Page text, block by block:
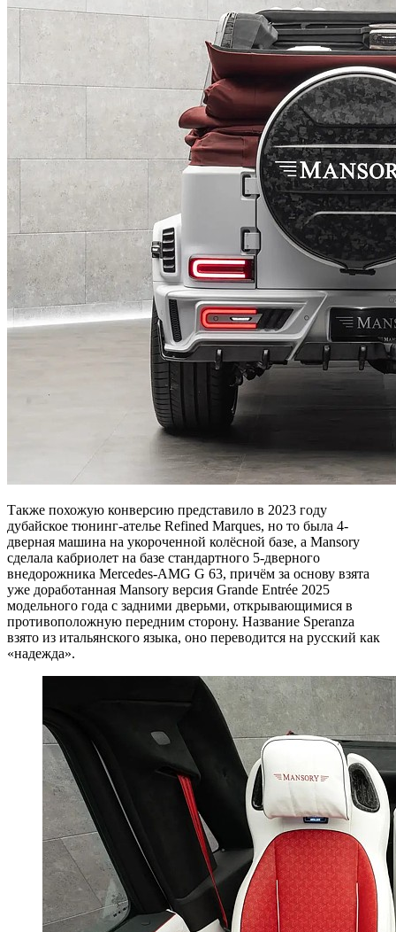
Также похожую конверсию представило в 2023 году
дубайское тюнинг-ателье Refined Marques, но то была 4-
дверная машина на укороченной колёсной базе, а Mansory
сделала кабриолет на базе стандартного 5-дверного
внедорожника Mercedes-AMG G 63, причём за основу взята
уже доработанная Mansory версия Grande Entrée 2025
модельного года с задними дверьми, открывающимися в
противоположную передним сторону. Название Speranza
взято из итальянского языка, оно переводится на русский как
«надежда».